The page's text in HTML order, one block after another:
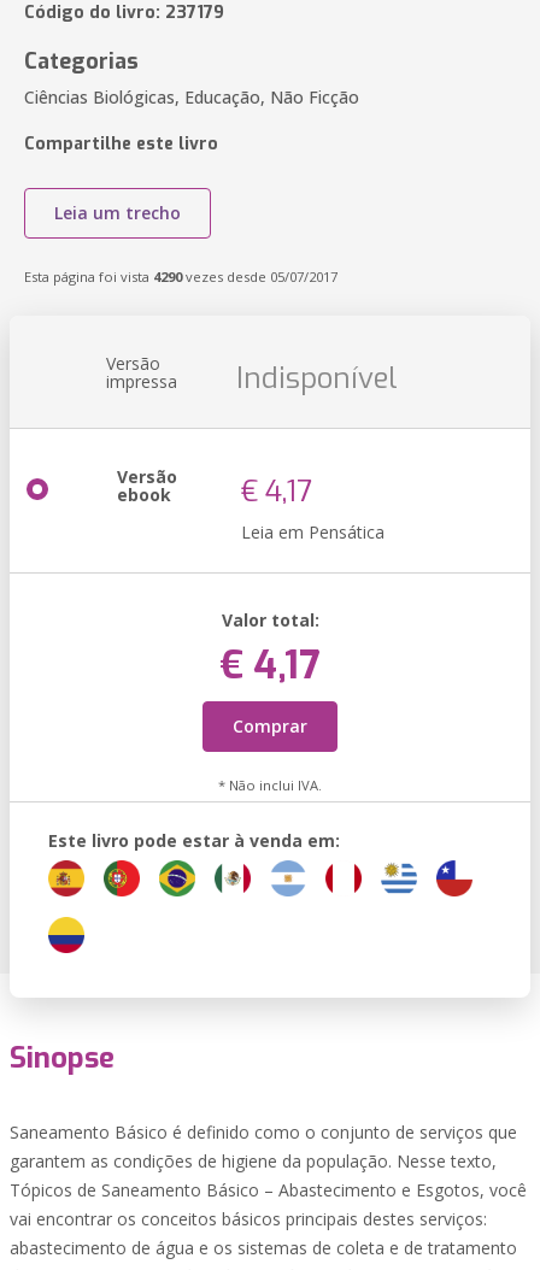
Código do livro: 237179
Categorias
Ciências Biológicas, Educação, Não Ficção
Compartilhe este livro
Leia um trecho
Esta página foi vista 4290vezes desde 05/07/2017
Versão
impressa Indisponível
Versão
ebook € 4,17
Leia em Pensática
Valor total:
€ 4,17
Comprar
* Não inclui IVA.
Este livro pode estar à venda em:
Sinopse
Saneamento Básico é definido como o conjunto de serviços que
garantem as condições de higiene da população. Nesse texto,
Tópicos de Saneamento Básico – Abastecimento e Esgotos, você
vai encontrar os conceitos básicos principais destes serviços:
abastecimento de água e os sistemas de coleta e de tratamento